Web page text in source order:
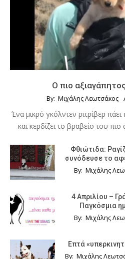
Ο πιο
By: Μιχάλης Λεωτσάκος
Ένα μικρό γκόλντεν ριτρίβερ
και κερδίζει το βραβείο του
Φθιώτιδα:
συνόδευσε το
By: Μιχάλης
4 Απριλίου –
Παγκόσμια
By: Μιχάλης
Επτά
By: Μιχάλης